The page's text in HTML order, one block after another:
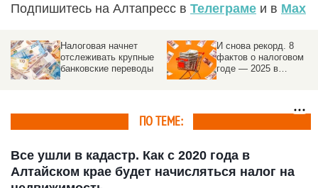
Подпишитесь на Алтапресс в Телеграме и в Max
Налоговая начнет
отслеживать крупные
банковские переводы
И снова рекорд. 8
фактов о налоговом
годе — 2025 в
ПО ТЕМЕ:
Все ушли в кадастр. Как с 2020 года в
Алтайском крае будет начисляться налог на